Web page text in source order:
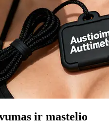
ir mastelio